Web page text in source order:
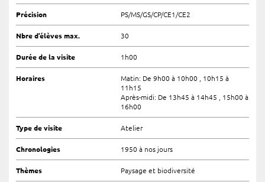
Précision PS/MS/GS/CP/CE1/CE2
Nbre d’élèves max. 30
Durée de la visite 1h00
Horaires
Matin: De 9h00 à 10h00 , 10h15 à
11h15
Après-midi: De 13h45 à 14h45 , 15h00 à
16h00
Type de visite Atelier
Chronologies 1950 à nos jours
Thèmes Paysage et biodiversité